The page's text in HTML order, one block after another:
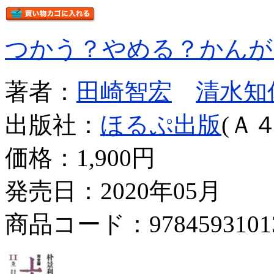
つかう？やめる？かん
著者： 田崎智宏
清水知
出版社： ほるぷ出版(Ａ
価格： 1,900円
発売日：2020年05月
商品コード：